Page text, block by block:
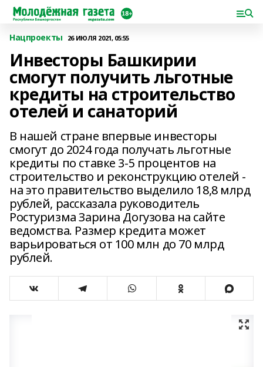
Нацпроекты 26 ИЮЛЯ 2021, 05:55
Инвесторы Башкирии
смогут получить льготные
кредиты на строительство
отелей и санаторий
В нашей стране впервые инвесторы
смогут до 2024 года получать льготные
кредиты по ставке 3-5 процентов на
строительство и реконструкцию отелей -
на это правительство выделило 18,8 млрд
рублей, рассказала руководитель
Ростуризма Зарина Догузова на сайте
ведомства. Размер кредита может
варьироваться от 100 млн до 70 млрд
рублей.